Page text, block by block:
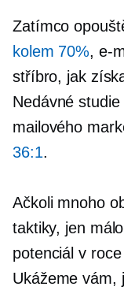
Zatímco
kolem 70%, e-
stříbro, jak
Nedávné
mailového
36:1.
Ačkoli mnoho
taktiky, jen
potenciál v
Ukážeme vám,